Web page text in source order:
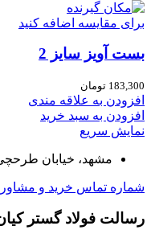
برای مقایسه اضافه کنید
بست آویز سایز 2
183,300 تومان
افزودن به علاقه مندی
افزودن به سبد خرید
نمایش سریع
مشهد، خیابان
شماره تماس خرید و مشاوره
رسالت فولاد گستر